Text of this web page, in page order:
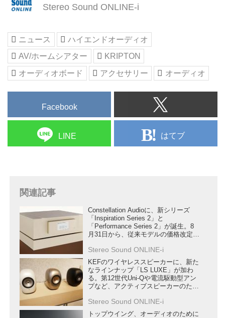
Stereo Sound ONLINE-i
ニュース
ハイエンドオーディオ
AV/ホームシアター
KRIPTON
オーディオボード
アクセサリー オーディオ
Facebook
LINE はてブ
関連記事
Constellation Audioに、新シリーズ
「Inspiration Series 2」と
「Performance Series 2」が誕生。8
月31日から、従来モデルの価格改定も
Stereo Sound ONLINE-i
KEFのワイヤレススピーカーに、新た
なラインナップ「LS LUXE」が加わ
る。第12世代Uni-Qや電流駆動型アン
プなど、アクティブスピーカーのため
Stereo Sound ONLINE-i
トップウイング、オーディオのために